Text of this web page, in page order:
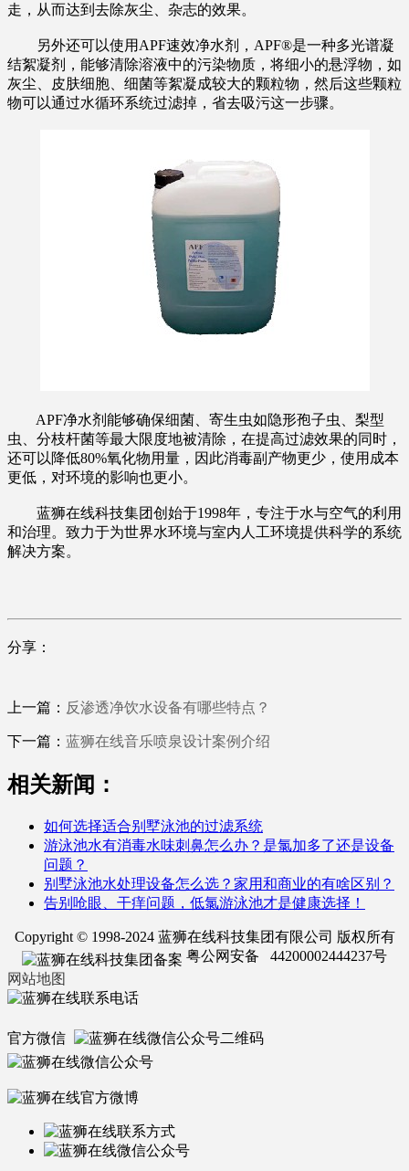
走，从而达到去除灰尘、杂志的效果。
另外还可以使用APF速效净水剂，APF®是一种多光谱凝
结絮凝剂，能够清除溶液中的污染物质，将细小的悬浮物，如
灰尘、皮肤细胞、细菌等絮凝成较大的颗粒物，然后这些颗粒
物可以通过水循环系统过滤掉，省去吸污这一步骤。
APF净水剂能够确保细菌、寄生虫如隐形孢子虫、梨型
虫、分枝杆菌等最大限度地被清除，在提高过滤效果的同时，
还可以降低80%氧化物用量，因此消毒副产物更少，使用成本
更低，对环境的影响也更小。
蓝狮在线科技集团创始于1998年，专注于水与空气的利用
和治理。致力于为世界水环境与室内人工环境提供科学的系统
解决方案。
分享：
上一篇： 反渗透净饮水设备有哪些特点？
下一篇： 蓝狮在线音乐喷泉设计案例介绍
相关新闻：
如何选择适合别墅泳池的过滤系统
游泳池水有消毒水味刺鼻怎么办？是氯加多了还是设备
问题？
别墅泳池水处理设备怎么选？家用和商业的有啥区别？
告别呛眼、干痒问题，低氯游泳池才是健康选择！
Copyright © 1998-2024 蓝狮在线科技集团有限公司 版权所有
粤公网安备 44200002444237号
网站地图
官方微信